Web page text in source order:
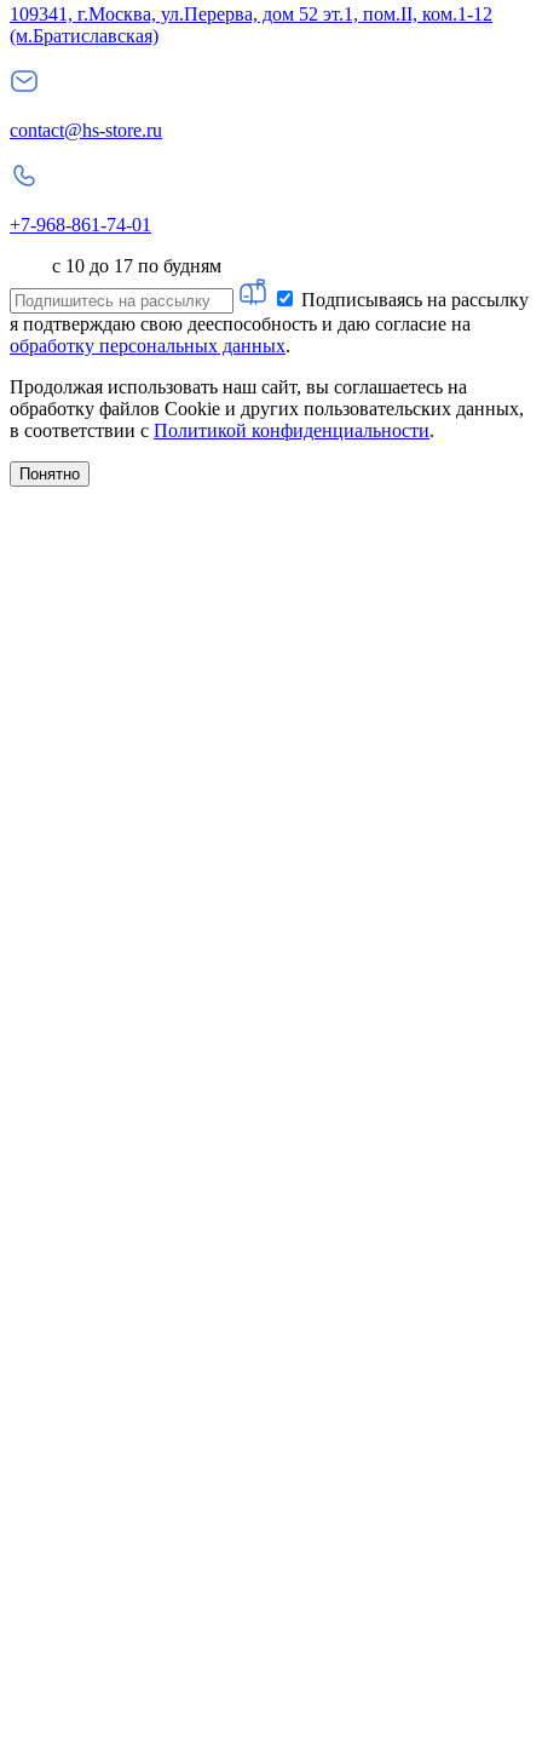
109341, г.Москва, ул.Перерва, дом 52 эт.1, пом.II, ком.1-12
(м.Братиславская)
contact@hs-store.ru
+7-968-861-74-01
с 10 до 17 по будням
Подписываясь на рассылку
я подтверждаю свою дееспособность и даю согласие на
обработку персональных данных.
Продолжая использовать наш сайт, вы соглашаетесь на
обработку файлов Cookie и других пользовательских данных,
в соответствии с Политикой конфиденциальности.
Понятно